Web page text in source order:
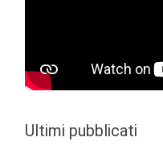
Ultimi pubblicati